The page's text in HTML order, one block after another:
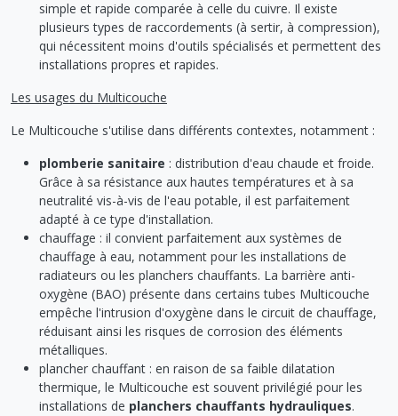
simple et rapide comparée à celle du cuivre. Il existe
plusieurs types de raccordements (à sertir, à compression),
qui nécessitent moins d'outils spécialisés et permettent des
installations propres et rapides.
Les usages du Multicouche
Le Multicouche s'utilise dans différents contextes, notamment :
plomberie sanitaire : distribution d'eau chaude et froide.
Grâce à sa résistance aux hautes températures et à sa
neutralité vis-à-vis de l'eau potable, il est parfaitement
adapté à ce type d'installation.
chauffage : il convient parfaitement aux systèmes de
chauffage à eau, notamment pour les installations de
radiateurs ou les planchers chauffants. La barrière anti-
oxygène (BAO) présente dans certains tubes Multicouche
empêche l'intrusion d'oxygène dans le circuit de chauffage,
réduisant ainsi les risques de corrosion des éléments
métalliques.
plancher chauffant : en raison de sa faible dilatation
thermique, le Multicouche est souvent privilégié pour les
installations de planchers chauffants hydrauliques.